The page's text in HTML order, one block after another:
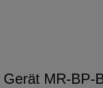
MR-BP-